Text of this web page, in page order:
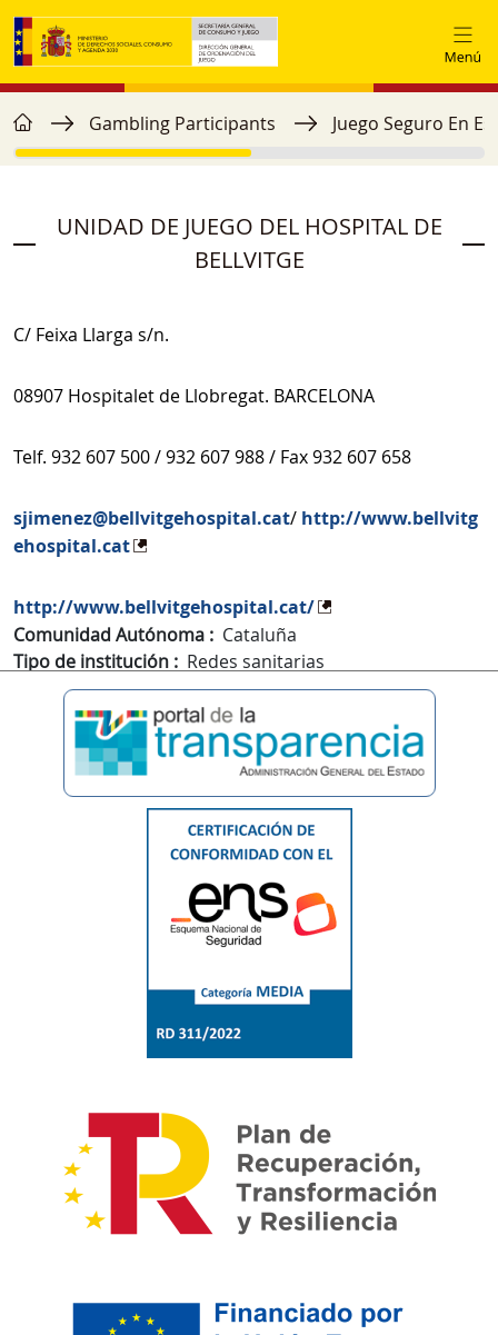
Skip to main content
Breadcrumb
home Gambling Participants Juego Seguro En
UNIDAD DE JUEGO DEL HOSPITAL DE
BELLVITGE
C/ Feixa Llarga s/n.
08907 Hospitalet de Llobregat. BARCELONA
Telf. 932 607 500 / 932 607 988 / Fax 932 607 658
sjimenez@bellvitgehospital.cat/ http://www.bellvitg
ehospital.cat
http://www.bellvitgehospital.cat/
Comunidad Autónoma
Cataluña
Tipo de institución
Redes sanitarias